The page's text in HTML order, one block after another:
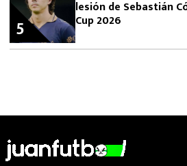
lesión de Sebastián
Cup 2026
5